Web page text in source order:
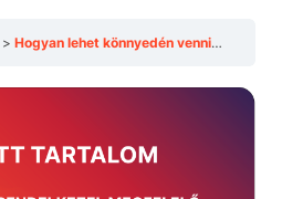
Hogyan lehet könnyedén venni a pivotokat?